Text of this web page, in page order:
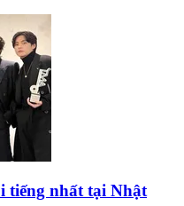
tiếng nhất tại Nhật